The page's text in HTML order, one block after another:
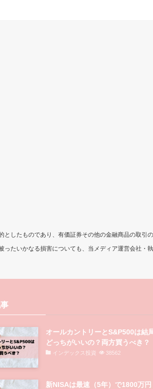
したものであり、有価証券その他の金融商品の取引
たいかなる損害についても、当メディア運営会社・
オールカントリーとS&P500は結
どっちがいいの？両方買うべき？
インデックス投資 38562
新NISAは最速（5年）で1800万円